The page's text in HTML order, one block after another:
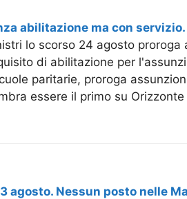
abilitazione ma con servizio.
lo scorso 24 agosto
di abilitazione per
paritarie, proroga
essere il primo su
agosto. Nessun posto nelle